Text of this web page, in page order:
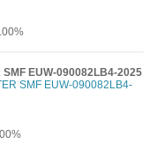
EUW-090082LB4-2025